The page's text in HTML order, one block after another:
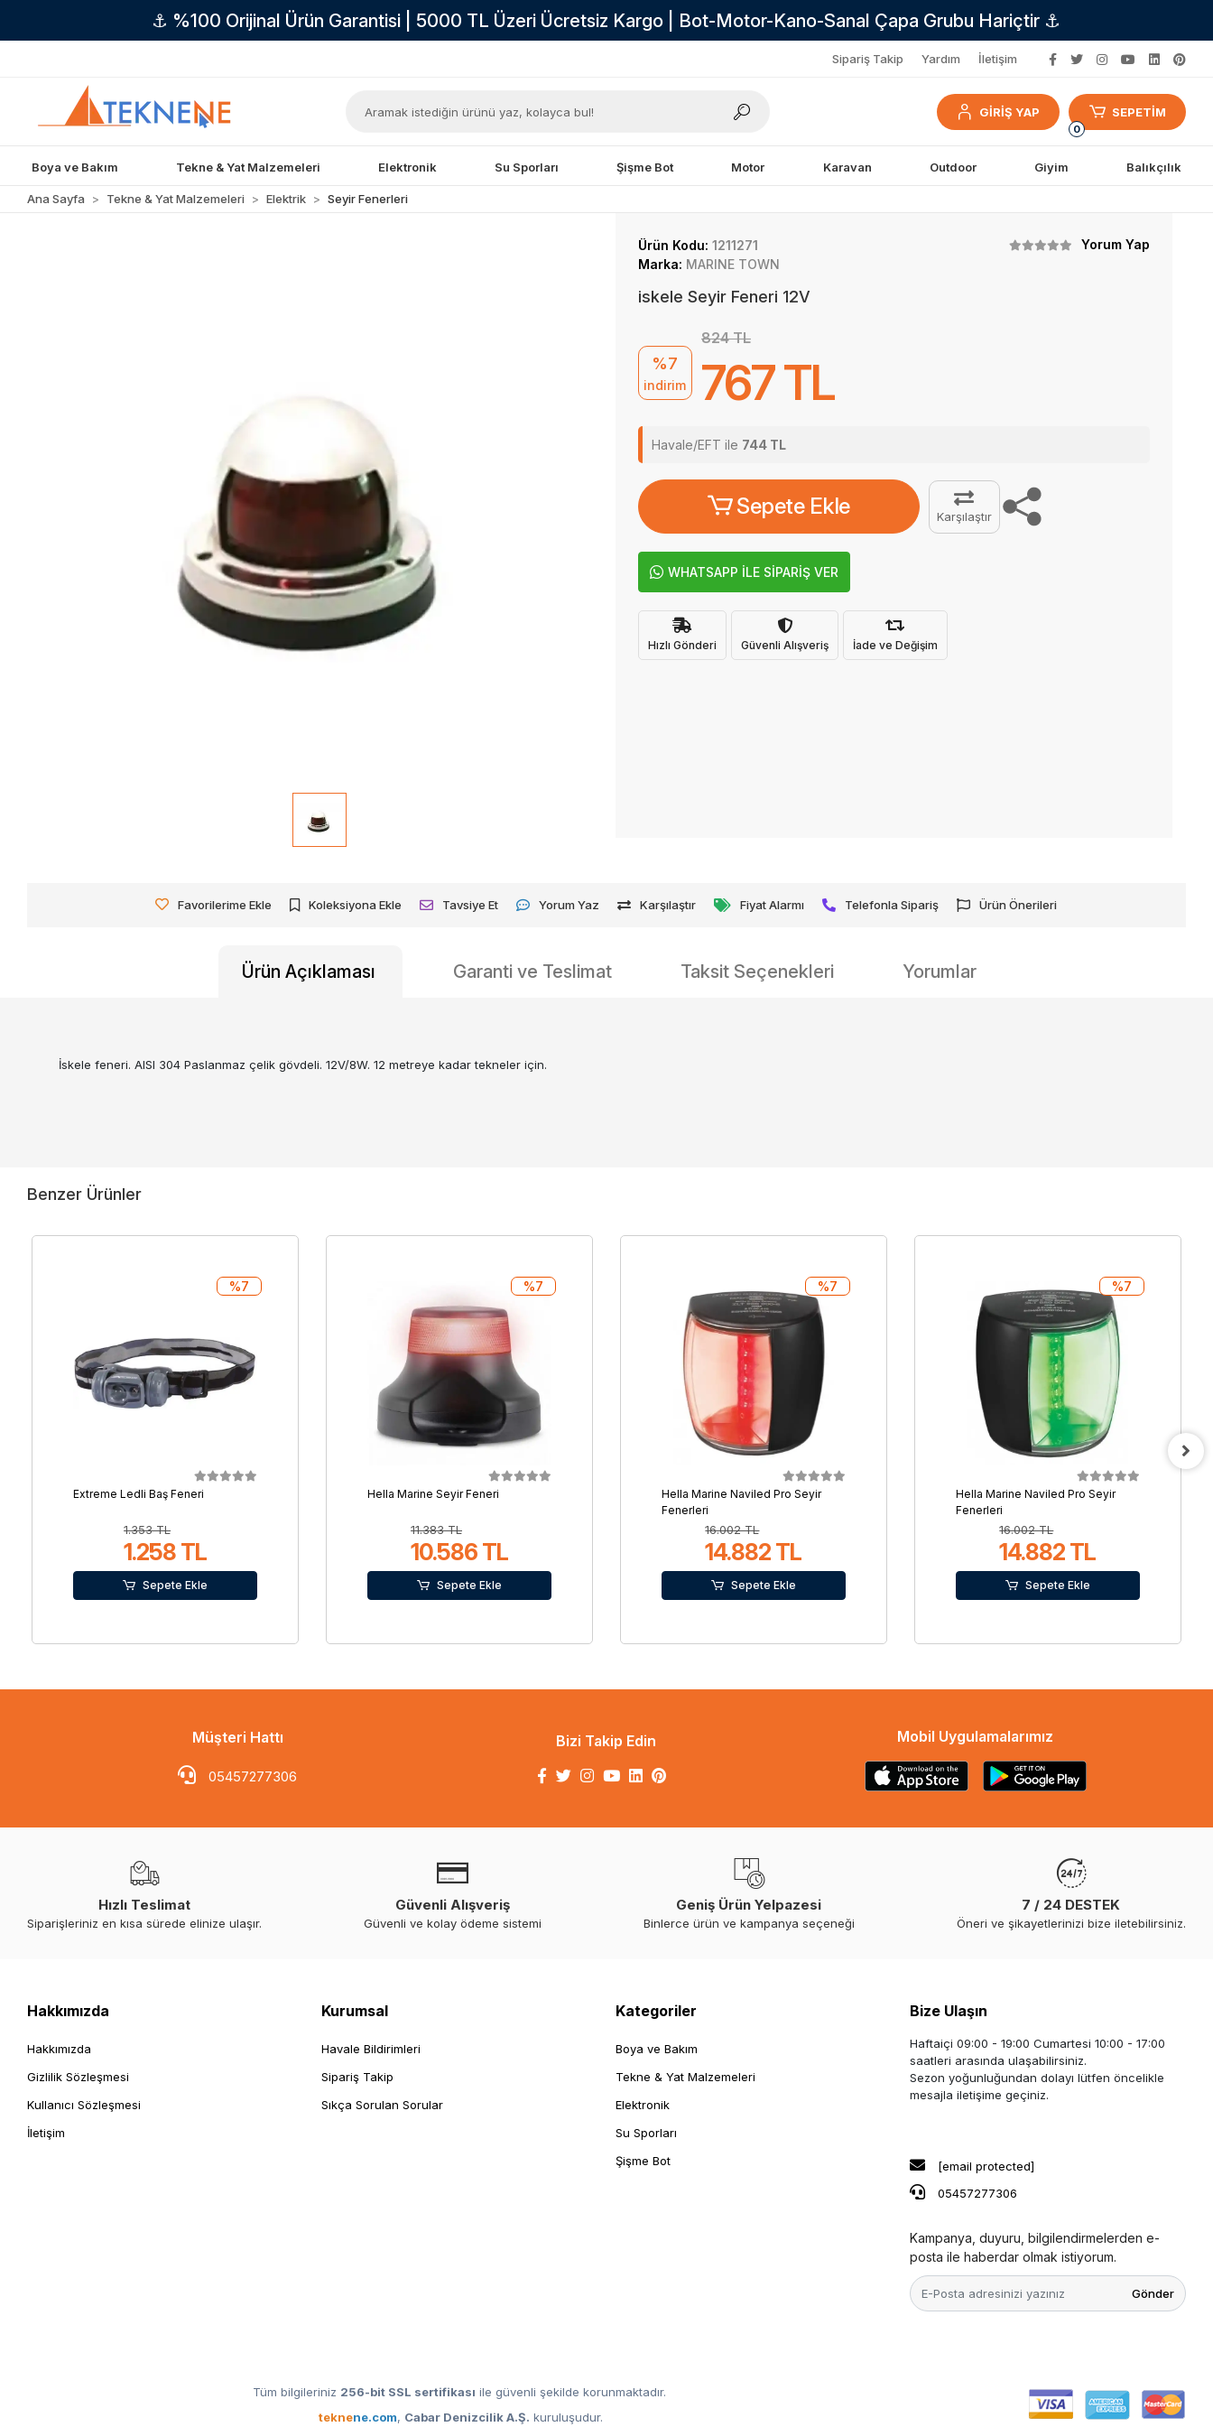
⚓ %100 Orijinal Ürün Garantisi | 5000 TL Üzeri Ücretsiz Kargo | Bot-Motor-Kano-Sanal Çapa Grubu Hariçtir ⚓
Sipariş Takip Yardım İletişim
GİRİŞ YAP
0
SEPETİM
Boya ve Bakım Tekne & Yat Malzemeleri Elektronik Su Sporları Şişme Bot Motor Karavan Outdoor Giyim Balıkçılık
Ana Sayfa Tekne & Yat Malzemeleri Elektrik Seyir Fenerleri
Ürün Kodu: 1211271
Yorum Yap
Marka: MARINE TOWN
iskele Seyir Feneri 12V
%7
indirim
824 TL
767 TL
Havale/EFT ile 744 TL
Sepete Ekle Karşılaştır
WHATSAPP İLE SİPARİŞ VER
Hızlı Gönderi Güvenli Alışveriş İade ve Değişim
Favorilerime Ekle Koleksiyona Ekle Tavsiye Et Yorum Yaz Karşılaştır Fiyat Alarmı Telefonla Sipariş Ürün Önerileri
Ürün Açıklaması Garanti ve Teslimat Taksit Seçenekleri Yorumlar
İskele feneri. AISI 304 Paslanmaz çelik gövdeli. 12V/8W. 12 metreye kadar tekneler için.
Benzer Ürünler
Extreme Ledli Baş Feneri
1.353 TL
1.258 TL
%7
Sepete Ekle
Hella Marine Seyir Feneri
11.383 TL
10.586 TL
%7
Sepete Ekle
Hella Marine Naviled Pro Seyir
Fenerleri
16.002 TL
14.882 TL
%7
Sepete Ekle
Hella Marine Naviled Pro Seyir
Fenerleri
16.002 TL
14.882 TL
%7
Sepete Ekle
Müşteri Hattı
05457277306
Bizi Takip Edin Mobil Uygulamalarımız
Hızlı Teslimat
Siparişleriniz en kısa sürede elinize ulaşır.
Güvenli Alışveriş
Güvenli ve kolay ödeme sistemi
Geniş Ürün Yelpazesi
Binlerce ürün ve kampanya seçeneği
7 / 24 DESTEK
Öneri ve şikayetlerinizi bize iletebilirsiniz.
Hakkımızda
Hakkımızda
Gizlilik Sözleşmesi
Kullanıcı Sözleşmesi
İletişim
Kurumsal
Havale Bildirimleri
Sipariş Takip
Sıkça Sorulan Sorular
Kategoriler
Boya ve Bakım
Tekne & Yat Malzemeleri
Elektronik
Su Sporları
Şişme Bot
Bize Ulaşın
Haftaiçi 09:00 - 19:00 Cumartesi 10:00 - 17:00
saatleri arasında ulaşabilirsiniz.
Sezon yoğunluğundan dolayı lütfen öncelikle
mesajla iletişime geçiniz.
[email protected]
05457277306
Kampanya, duyuru, bilgilendirmelerden e-
posta ile haberdar olmak istiyorum.
Gönder
Tüm bilgileriniz 256-bit SSL sertifikası ile güvenli şekilde korunmaktadır.
teknene.com, Cabar Denizcilik A.Ş. kuruluşudur.